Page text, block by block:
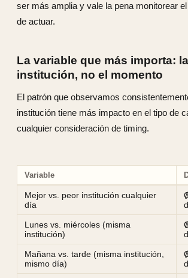
ser más amplia y vale la pena monitorear
de actuar.
La variable que más importa: la
institución, no el momento
El patrón que observamos
institución tiene más impacto en el tipo de
cualquier consideración de timing.
Variable
Mejor vs. peor institución cualquier
día
Lunes vs. miércoles (misma
institución)
Mañana vs. tarde (misma institución,
mismo día)